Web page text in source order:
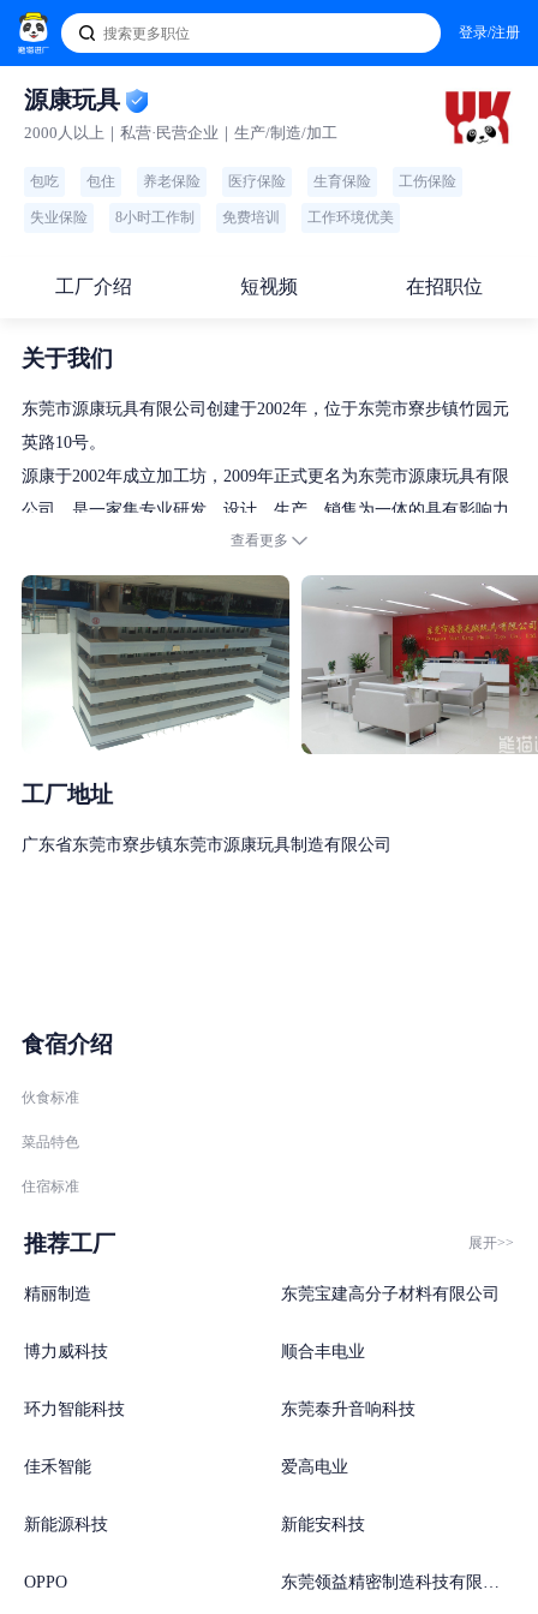
登录/注册
源康玩具
2000人以上｜私营·民营企业｜生产/制造/加工
包吃 包住 养老保险 医疗保险 生育保险 工伤保险
失业保险 8小时工作制 免费培训 工作环境优美
工厂介绍 短视频 在招职位
关于我们
东莞市源康玩具有限公司创建于2002年，位于东莞市寮步镇竹园元
英路10号。
源康于2002年成立加工坊，2009年正式更名为东莞市源康玩具有限
公司，是一家集专业研发、设计、生产、销售为一体的具有影响力
的玩具产品的制造企业。公司目前标准厂房已经扩展到占地面积7
万平方米以上。公司经多年的积累与进步，公司拥有经验丰富的专
业开发设计团队，资历深厚的高素质管理团队，拥有一批专业的业
务精英，开展国内外贸易业务，产品畅销国内外。设备先进精益齐
全，做工精细，质量保证，价格合理，货期准时。现已成为各种填
充毛绒玩具，抱枕等众多礼品行业突起的一支队伍。已经具备月产
量350万以上的生产能力的工厂，公司产业链完整，实力雄厚。
自成立至今，公司凭借在毛绒玩具领域多年积累的研发、生产经
产品，并与沃尔玛（WALMART）、INCASE、PAYLESS、
深耕细作，厚积薄发，已逐渐成为国内同行业中最具竞争力和成长
企业文化
企业使命：源于爱，分享爱，传播爱
企业精神： 严守诚信、共同发展、创新致远。
产品生产理念： 安全生产、品质保证、精益求精。
人才建设理念：以德为先、爱岗敬业、团队第一。
网 址：www.yk2008china.com
查看更多
工厂地址
广东省东莞市寮步镇东莞市源康玩具制造有限公司
食宿介绍
伙食标准
菜品特色
住宿标准
推荐工厂 展开>>
精丽制造 东莞宝建高分子材料有限公司
博力威科技 顺合丰电业
环力智能科技 东莞泰升音响科技
佳禾智能 爱高电业
新能源科技 新能安科技
OPPO 东莞领益精密制造科技有限公司